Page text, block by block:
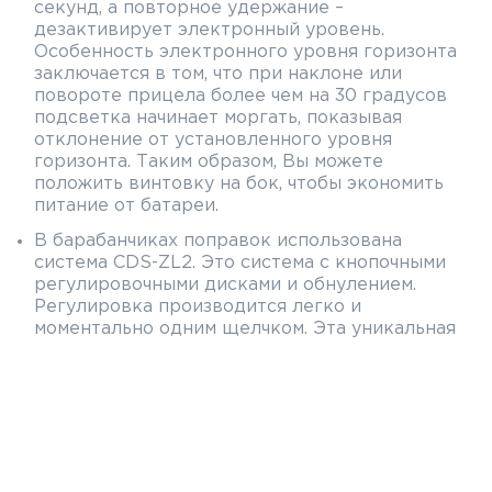
секунд, а повторное удержание –
дезактивирует электронный уровень.
Особенность электронного уровня горизонта
заключается в том, что при наклоне или
повороте прицела более чем на 30 градусов
подсветка начинает моргать, показывая
отклонение от установленного уровня
горизонта. Таким образом, Вы можете
положить винтовку на бок, чтобы экономить
питание от батареи.
В барабанчиках поправок использована
система CDS-ZL2. Это система с кнопочными
регулировочными дисками и обнулением.
Регулировка производится легко и
моментально одним щелчком. Эта уникальная